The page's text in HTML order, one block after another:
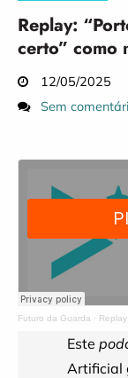
Replay:
certo” como
12/05/2025
Sem
Futuro da Guarda ·
Este
Artificial